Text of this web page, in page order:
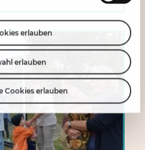
erlauben
erlauben
Cookies erlauben